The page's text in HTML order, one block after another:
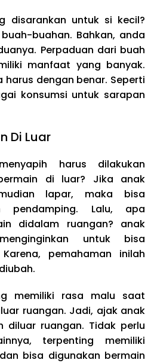
disarankan untuk si kecil?
buahan. Bahkan, anda
Perpaduan dari buah
manfaat yang banyak.
harus dengan benar. Seperti
konsumsi untuk sarapan
Di Luar
harus dilakukan
di luar? Jika anak
lapar, maka bisa
pendamping. Lalu, apa
didalam ruangan? anak
untuk bisa
pemahaman inilah
memiliki rasa malu saat
ruangan. Jadi, ajak anak
diluar ruangan. Tidak perlu
terpenting memiliki
bisa digunakan bermain